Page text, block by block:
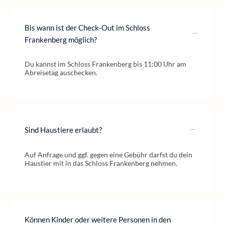
Bis wann ist der Check-Out im Schloss
Frankenberg möglich?
Du kannst im Schloss Frankenberg bis 11:00 Uhr am
Abreisetag auschecken.
Sind Haustiere erlaubt?
Auf Anfrage und ggf. gegen eine Gebühr darfst du dein
Haustier mit in das Schloss Frankenberg nehmen.
Können Kinder oder weitere Personen in den